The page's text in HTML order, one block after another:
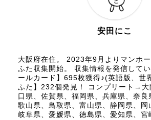
安田にこ
大阪府在住。 2023年9月よりマンホ
ふた収集開始。 収集情報を発信して
ールカード】695枚獲得♪(英語版、世
ふた】232個発見！ コンプリート→大
口県、佐賀県、福岡県、兵庫県、奈良
歌山県、鳥取県、富山県、静岡県、岡
岐阜県、愛媛県、徳島県、愛知県、宮